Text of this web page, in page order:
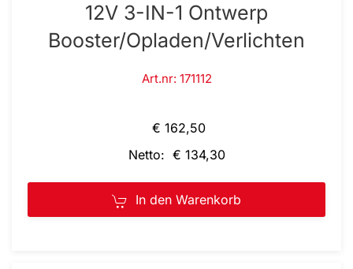
12V 3-IN-1 Ontwerp
Booster/Opladen/Verlichten
Art.nr: 171112
€ 162,50
Netto: € 134,30
In den Warenkorb